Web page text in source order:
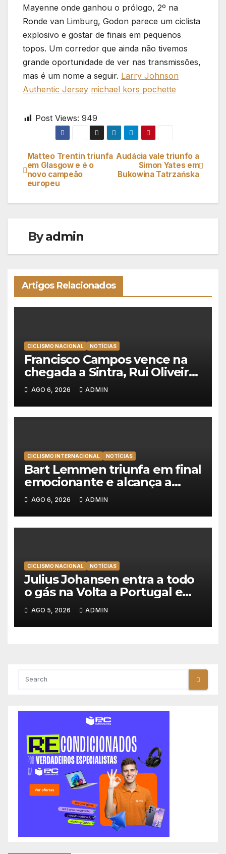
Mayenne onde ganhou o prólogo, 2º na
Ronde van Limburg, Godon parece um ciclista
explosivo e gostar de finais em pequenos
topos. Um corredor que ainda não tivemos
grande oportunidade de ver nas transmissões,
mas é um nome a seguir. Larry Johnson
Authentic Jersey michael kors pochette
Post Views: 949
Navegação
de
artigos
Audácia vale triunfo a
Simon Yates em
Bukowina Tatrzańska
Matteo Trentin triunfa
em Glasgow e é o
novo campeão
europeu
Byadmin
Artigos Relacionados
CICLISMO NACIONAL NOTÍCIAS
Francisco Campos vence na
chegada a Sintra, Rui Oliveira
veste de amarelo na Volta a
Portugal
AGO 6, 2026 ADMIN
CICLISMO INTERNACIONAL NOTÍCIAS
Bart Lemmen triunfa em final
emocionante e alcança a
primeira vitória da carreira na
Volta à Polónia
AGO 6, 2026 ADMIN
CICLISMO NACIONAL NOTÍCIAS
Julius Johansen entra a todo
o gás na Volta a Portugal e
lidera dobradinha da UAE
Team Emirates em Lisboa
AGO 5, 2026 ADMIN